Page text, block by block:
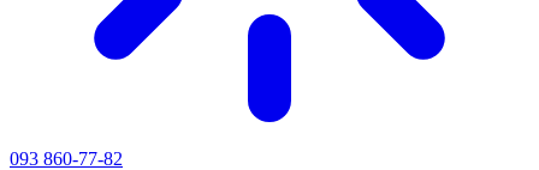
093 860-77-82